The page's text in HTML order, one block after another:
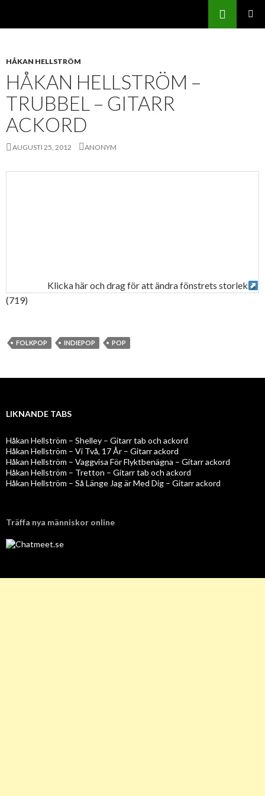
HÅKAN HELLSTRÖM
HÅKAN HELLSTRÖM –
TRUBBEL – GITARR
ACKORD
AUGUSTI 25, 2012 ANONYM
Klicka här och drag för att ändra fönstrets storlek
(719)
FOLKPOP INDIEPOP POP
LIKNANDE TABS
Håkan Hellström – Shelley – Gitarr tab och ackord
Håkan Hellström – Vi Två, 17 År – Gitarr ackord
Håkan Hellström – Vaggvisa För Flyktbenägna – Gitarr ackord
Håkan Hellström – Tretton – Gitarr tab och ackord
Håkan Hellström – Så Länge Jag är Med Dig – Gitarr ackord
Träffa nya människor online